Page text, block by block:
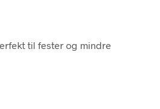
til fester og mindre